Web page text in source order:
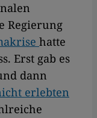
Regierung
hatte
Erst gab es
dann
erlebten